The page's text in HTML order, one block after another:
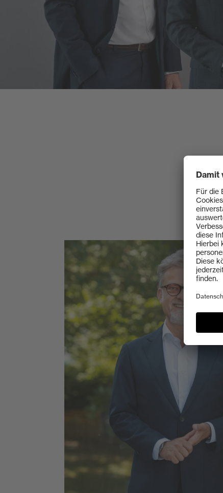
bei jeder unserer
eine zentrale Rolle:
ökologisches und
Denken und
Hand. Unser Ziel ist
Wachstumskurs
fortzusetzen, aber
Impulse zu setzen, um
internationale